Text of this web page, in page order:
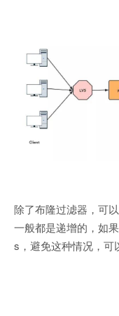
除了布隆过滤器，可
一般都是递增的，如
s，避免这种情况，可